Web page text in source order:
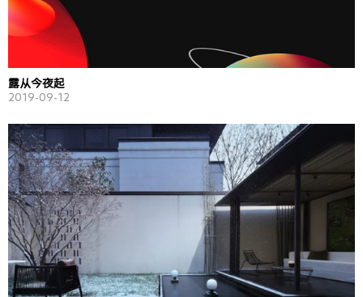
露从今夜起
2019-09-12